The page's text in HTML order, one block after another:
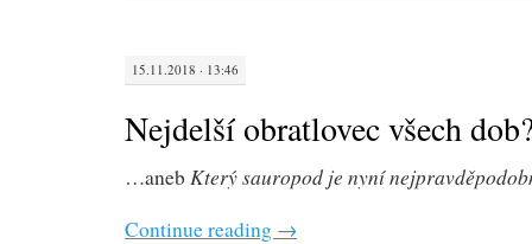
15.11.2018 · 13:46
Nejdelší obratlovec všech
…aneb Který sauropod je nyní
Continue reading →